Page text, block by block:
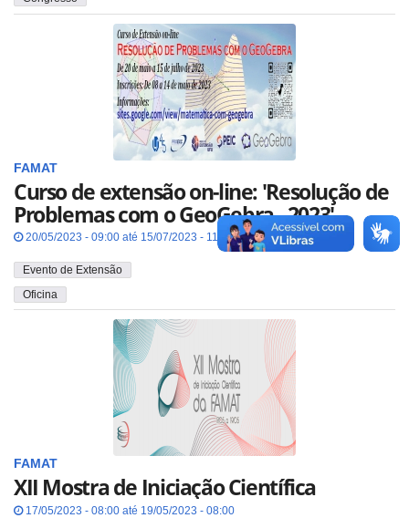
FAMAT
Curso de extensão on-line: 'Resolução de
Problemas com o GeoGebra - 2023'
20/05/2023 - 09:00 até 15/07/2023 - 11:00
Evento de Extensão
Oficina
FAMAT
XII Mostra de Iniciação Científica
17/05/2023 - 08:00 até 19/05/2023 - 08:00